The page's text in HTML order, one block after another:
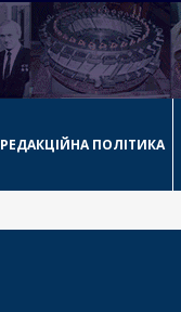
РЕДАКЦІЙНА ПОЛІТИКА